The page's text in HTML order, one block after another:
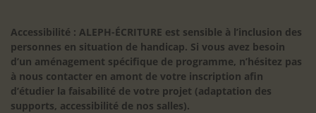
Accessibilité : ALEPH-ÉCRITURE est sensible à l’inclusion des
personnes en situation de handicap. Si vous avez besoin
d’un aménagement spécifique de programme, n’hésitez pas
à nous contacter en amont de votre inscription afin
d’étudier la faisabilité de votre projet (adaptation des
supports, accessibilité de nos salles).